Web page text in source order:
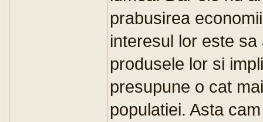
prabusirea
interesul lor este
produsele lor si
presupune o cat
populatiei. Asta